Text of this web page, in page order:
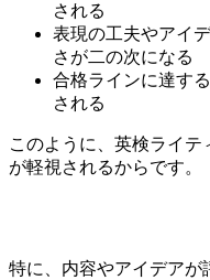
される
表現の工夫やアイ
さが二の次になる
合格ラインに達す
される
このように、英検ライ
が軽視されるからです。
特に、内容やアイデアが